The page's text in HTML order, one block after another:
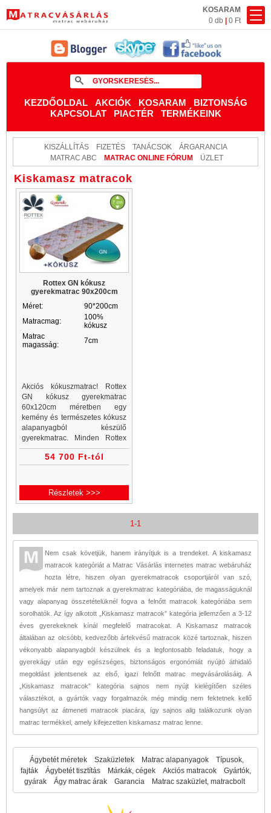
KOSARAM
0 db
0 Ft
KEZDŐOLDAL AKCIÓK KOSARAM
BIZTONSÁG
KAPCSOLAT
PIACTÉR TERMÉKEINK
KISZÁLLÍTÁS FIZETÉS TANÁCSOK
ÁRGARANCIA
MATRAC ABC
MATRAC ONLINE FÓRUM ÜZLET
Kiskamasz matracok
Rottex GN kókusz
gyerekmatrac 90x200cm
Méret:
90*200cm
Matracmag:
100%
kókusz
Matrac
magasság:
7cm
Akciós kókuszmatrac! Rottex
GN kókusz gyerekmatrac
60x120cm méretben egy
kemény és természetes kókusz
alapanyagból készülő
gyerekmatrac. Minden Rottex
kókuszmatrac, gyerekmatrac és
gyerekmatracok a Matrac
54 700 Ft-tól
Részletek >>>
1-1
Nem csak követjük, hanem irányítjuk is a trendeket. A kiskamasz
matracok kategóriát a Matrac Vásárlás internetes matrac webáruház
hozta létre, hiszen olyan gyerekmatracok csoportjáról van szó,
amelyek már nem tartoznak a gyerekmatrac kategóriába, de magasságuknál
vagy alapanyag összetételüknél fogva a felnőtt matracok kategóriába sem
sorolhatók. Az így alkotott „Kiskamasz matracok” kategória jellemzően a 3-12
éves gyerekeknek kínál megfelelő matracokat. A Kiskamasz matracok
általában az olcsóbb, kedvezőbb árfekvésű matracok közé tartoznak, hiszen
vékonyabb alapanyagból készülnek és a legfontosabb feladatuk, hogy a
gyerekágy után egy egészséges, biztonságos ergonómiát nyújtó áthidaló
megoldást jelentsenek az első, igazi felnőtt matrac megvásárolásáig. A
„Kiskamasz matracok” kategória sajnos nem nyújt kielégítően széles
választékot, a gyártók vagy forgalmazók még mindig nem fektetnek kellő
hangsúlyt az átmeneti matracok piacára, így sajnos alig találkozunk olyan
matrac termékkel, amely kifejezetten kiskamasz matrac lenne.
Ágybetét méretek Szaküzletek Matrac alapanyagok
Típusok,
fajták
Ágybetét tisztítás Márkák, cégek Akciós matracok
Gyártók,
gyárak
Ágy matrac árak Garancia Matrac szaküzlet, matracbolt